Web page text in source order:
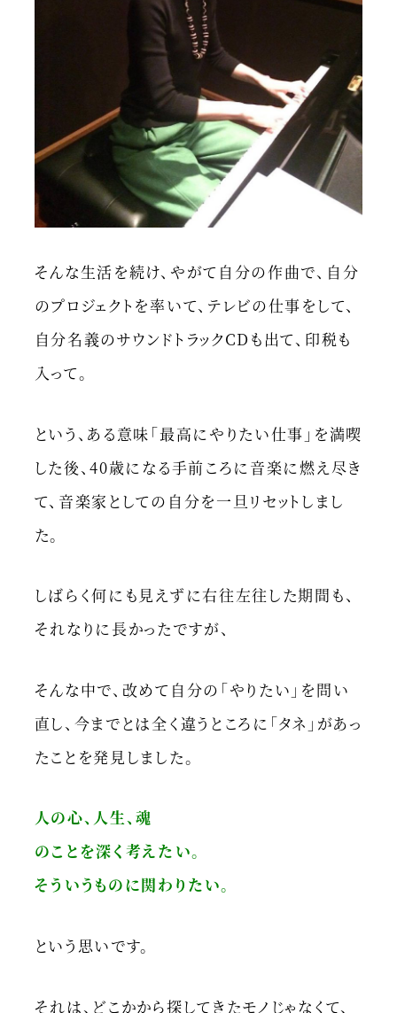
そんな生活を続け、やがて自分の作曲で、自分
のプロジェクトを率いて、テレビの仕事をして、
自分名義のサウンドトラックCDも出て、印税も
入って。
という、ある意味「最高にやりたい仕事」を満喫
した後、40歳になる手前ころに音楽に燃え尽き
て、音楽家としての自分を一旦リセットしまし
た。
しばらく何にも見えずに右往左往した期間も、
それなりに長かったですが、
そんな中で、改めて自分の「やりたい」を問い
直し、今までとは全く違うところに「タネ」があっ
たことを発見しました。
人の心、人生、魂
のことを深く考えたい。
そういうものに関わりたい。
という思いです。
それは、どこかから探してきたモノじゃなくて、